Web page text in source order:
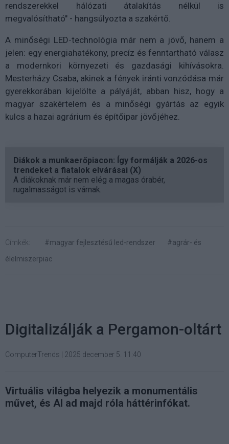
rendszerekkel hálózati átalakítás nélkül is
megvalósítható" - hangsúlyozta a szakértő.
A minőségi LED-technológia már nem a jövő, hanem a
jelen: egy energiahatékony, precíz és fenntartható válasz
a modernkori környezeti és gazdasági kihívásokra.
Mesterházy Csaba, akinek a fények iránti vonzódása már
gyerekkorában kijelölte a pályáját, abban hisz, hogy a
magyar szakértelem és a minőségi gyártás az egyik
kulcs a hazai agrárium és építőipar jövőjéhez.
Diákok a munkaerőpiacon: Így formálják a 2026-os
trendeket a fiatalok elvárásai (X)
A diákoknak már nem elég a magas órabér,
rugalmasságot is várnak.
Címkék: #magyar fejlesztésű led-rendszer
#agrár- és
élelmiszerpiac
Digitalizálják a Pergamon-oltárt
ComputerTrends 2025 december 5. 11:40
Virtuális világba helyezik a monumentális
művet, és AI ad majd róla háttérinfókat.